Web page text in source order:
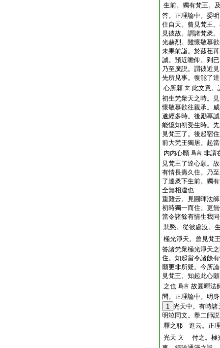
生前。獨有梵王。
答。正理論中。委
住自天。曾見梵王
見彼故。謂諸梵衆
光赫烈。雖懷敬慕
未果前詣。於茲荏
誠。預近瞻仰。到
乃至廣説。謂彼近
先所見事。復能了
心所願 文 此文意。
初生梵衆天之時。
懷敬慕欲往親承。
遂經多時。後勵專
能憶知初受生時。
見梵王了。後起宿
前大梵王獨居。起
内内心願 爲言 非謂
見梵王了達心願。
有情長壽久住。乃
了達衆下生前。獨
全無相違也
重難云。見圓暉法
初時獨一而住。更
當令諸餘有情生我
悲愍。從彼處沒。
極光淨天。曾見梵
答諸梵衆極光淨天
住。知起當令諸餘
願更非所疑。今所
見梵王。知起此心
之也 爲言 故圓暉法
問。正理論中。明
1 光天中。有時
明竝同文。擧二師
釋之耶 進云。正
光天 文
付之。極